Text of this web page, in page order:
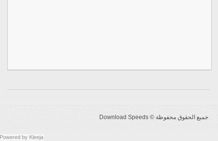
جميع الحقوق محفوظة ©Download Speeds
Powered byKleeja